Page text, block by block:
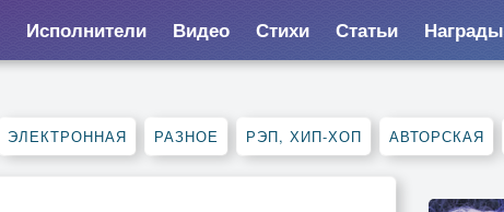
Исполнители Видео Стихи Статьи Награды
ЭЛЕКТРОННАЯ РАЗНОЕ РЭП, ХИП-ХОП АВТОРСКАЯ